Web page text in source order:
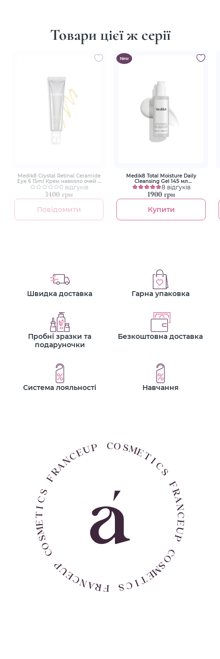
Товари цієї ж серії
Medik8 Crystal Retinal Ceramide
Eye 6 15ml Крем навколо очей з
вітаміном А та керамідами
0 відгуків
3400 грн
Повідомити
New
Medik8 Total Moisture Daily
Cleansing Gel 145 мл
Зволожувальний очищуючий
гель для обличчя
8 відгуків
1900 грн
Купити
Швидка доставка Гарна упаковка
Пробні зразки та
подаруночки
Безкоштовна доставка
Система лояльності Навчання